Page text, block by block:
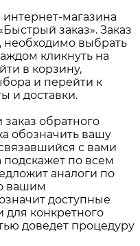
интернет-магазина
заказ». Заказ
необходимо выбрать
кликнуть на
в корзину,
и перейти к
и доставки.
обратного
обозначить вашу
с вами
по всем
аналоги по
вашим
доступные
для конкретного
доведет процедуру